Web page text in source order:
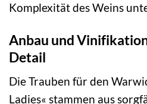
Komplexität des Weins
Anbau und
Detail
Die Trauben für den
Ladies« stammen aus